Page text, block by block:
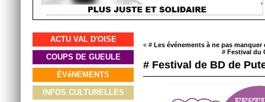
ACTU VAL D'OISE
COUPS DE GUEULE
ÉVéNEMENTS
INFOS CULTURELLES
« # Les événements à ne pas manquer
# Festival du
# Festival de BD de